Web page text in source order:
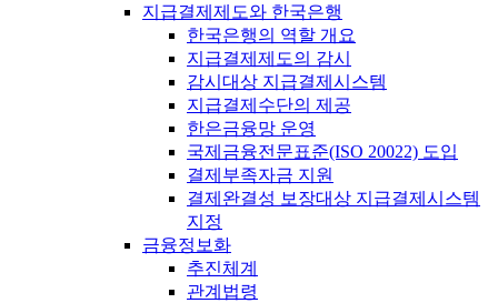
지급결제제도와 한국은행
한국은행의 역할 개요
지급결제제도의 감시
감시대상 지급결제시스템
지급결제수단의 제공
한은금융망 운영
국제금융전문표준(ISO 20022) 도입
결제부족자금 지원
결제완결성 보장대상 지급결제시스템
지정
금융정보화
추진체계
관계법령